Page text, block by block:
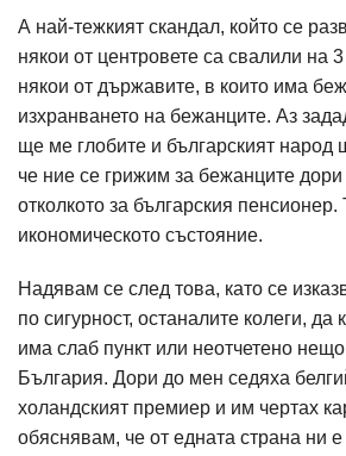
А най-тежкият скандал, който се
някои от центровете са свалили на
някои от държавите, в които има
изхранването на бежанците. Аз
ще ме глобите и българският народ
че ние се грижим за бежанците
отколкото за българския
икономическото състояние.
Надявам се след това, като се
по сигурност, останалите колеги, да
има слаб пункт или неотчетено
България. Дори до мен седяха
холандският премиер и им чертах
обяснявам, че от едната страна ни е